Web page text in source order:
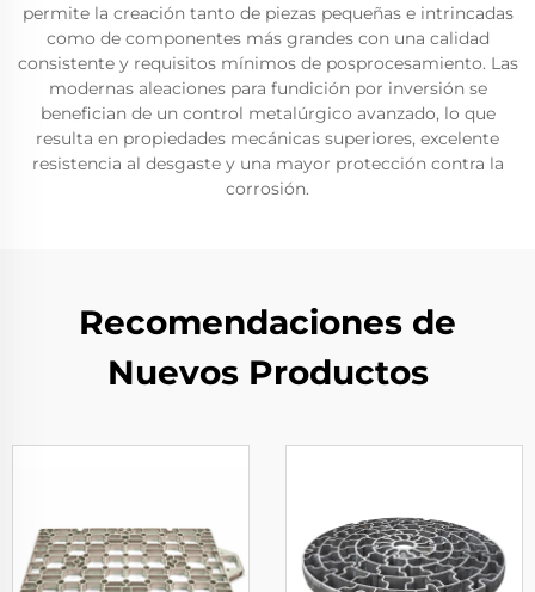
permite la creación tanto de piezas pequeñas e intrincadas
como de componentes más grandes con una calidad
consistente y requisitos mínimos de posprocesamiento. Las
modernas aleaciones para fundición por inversión se
benefician de un control metalúrgico avanzado, lo que
resulta en propiedades mecánicas superiores, excelente
resistencia al desgaste y una mayor protección contra la
corrosión.
Recomendaciones de
Nuevos Productos